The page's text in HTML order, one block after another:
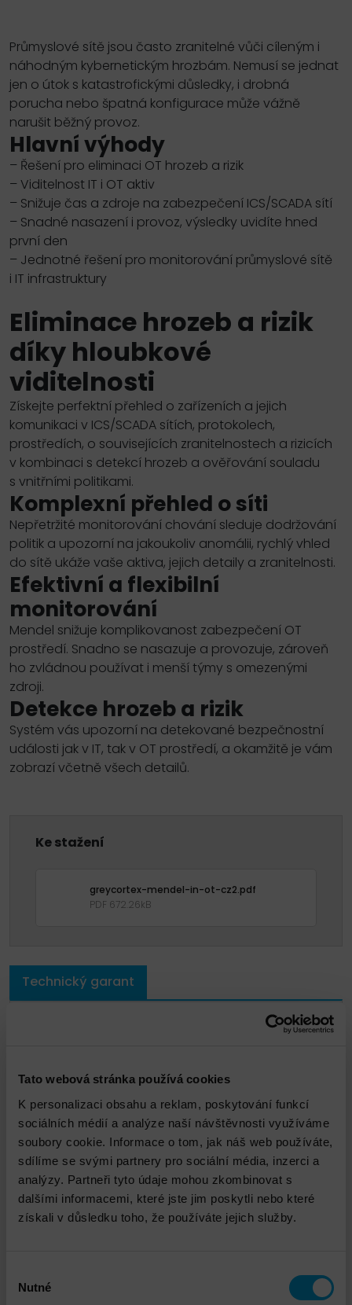
Tato webová stránka používá cookies
K personalizaci obsahu a reklam, poskytování funkcí
sociálních médií a analýze naší návštěvnosti využíváme
soubory cookie. Informace o tom, jak náš web používáte,
sdílíme se svými partnery pro sociální média, inzerci a
analýzy. Partneři tyto údaje mohou zkombinovat s
dalšími informacemi, které jste jim poskytli nebo které
získali v důsledku toho, že používáte jejich služby.
souhlasu
Nutné
Průmyslové sítě jsou často zranitelné vůči cíleným i
náhodným kybernetickým hrozbám. Nemusí se jednat
jen o útok s katastrofickými důsledky, i drobná
porucha nebo špatná konfigurace může vážně
narušit běžný provoz.
Hlavní výhody
– Řešení pro eliminaci OT hrozeb a rizik
– Viditelnost IT i OT aktiv
– Snižuje čas a zdroje na zabezpečení ICS/SCADA sítí
– Snadné nasazení i provoz, výsledky uvidíte hned
první den
– Jednotné řešení pro monitorování průmyslové sítě
i IT infrastruktury
Eliminace hrozeb a rizik
díky hloubkové
viditelnosti
Získejte perfektní přehled o zařízeních a jejich
komunikaci v ICS/SCADA sítích, protokolech,
prostředích, o souvisejících zranitelnostech a rizicích
v kombinaci s detekcí hrozeb a ověřování souladu
s vnitřními politikami.
Komplexní přehled o síti
Nepřetržité monitorování chování sleduje dodržování
politik a upozorní na jakoukoliv anomálii, rychlý vhled
do sítě ukáže vaše aktiva, jejich detaily a zranitelnosti.
Efektivní a flexibilní
monitorování
Mendel snižuje komplikovanost zabezpečení OT
prostředí. Snadno se nasazuje a provozuje, zároveň
ho zvládnou používat i menší týmy s omezenými
zdroji.
Detekce hrozeb a rizik
Systém vás upozorní na detekované bezpečnostní
události jak v IT, tak v OT prostředí, a okamžitě je vám
zobrazí včetně všech detailů.
Ke stažení
greycortex-mendel-in-ot-cz2.pdf
PDF 672.26kB
Technický garant
Monika Kantorová